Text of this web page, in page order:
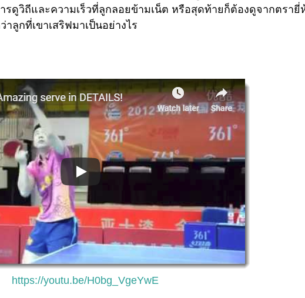
รดูวิถีและความเร็วที่ลูกลอยข้ามเน็ต หรือสุดท้ายก็ต้องดูจากตรายี่
ลูกที่เขาเสริฟมาเป็นอย่างไร
https://youtu.be/H0bg_VgeYwE